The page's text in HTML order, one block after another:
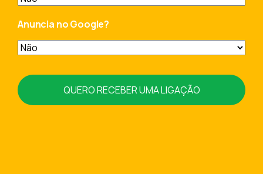
Anuncia no Google?